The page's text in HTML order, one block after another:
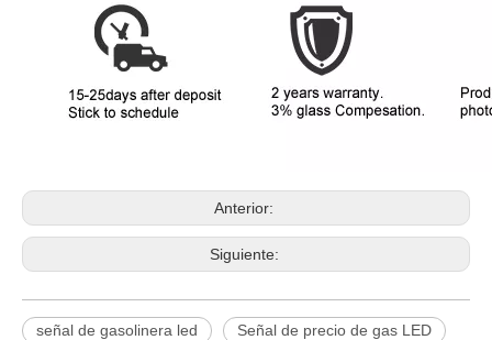
Anterior:
Siguiente:
señal de gasolinera led Señal de precio de gas LED